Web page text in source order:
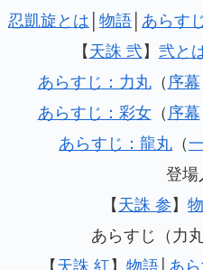
忍凱旋とは 物語 あらす
【 天誅 弐 】 弐と
あらすじ：力丸（ 序幕
あらすじ：彩女（ 序幕
あらすじ：龍丸 （
登場
【 天誅 参 】
あらすじ（力
【 天誅 紅 】 物語│ あ